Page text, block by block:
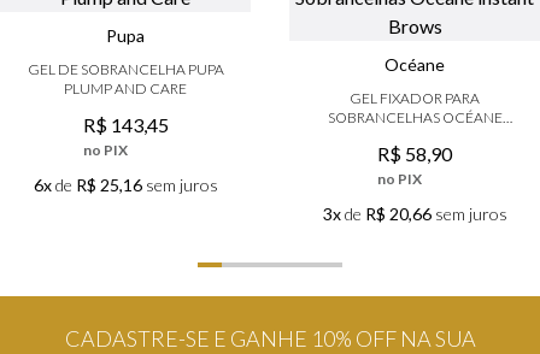
Pupa
GEL DE SOBRANCELHA PUPA
PLUMP AND CARE
R$ 143,45
no PIX
6xde R$ 25,16sem juros
Océane
GEL FIXADOR PARA
SOBRANCELHAS OCÉANE
R$ 58,90
no PIX
3xde R$ 20,66sem juros
CADASTRE-SE E GANHE 10% OFF NA SUA